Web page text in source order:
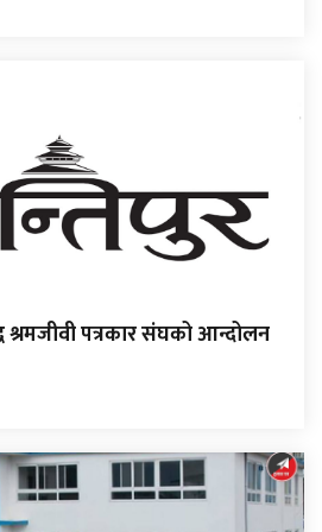
श्रमजीवी पत्रकार संघको आन्दोलन